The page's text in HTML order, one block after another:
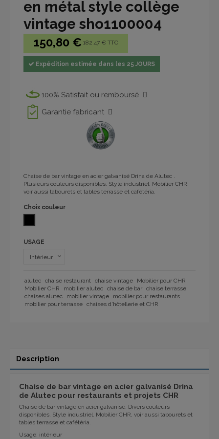
en métal style collège
vintage sho1100004
150,80 € 182.47 € TTC
Expédition estimée dans les 25 JOURS
100% Satisfait ou remboursé
Garantie fabricant
Chaise de bar vintage en acier galvanisé Drina de Alutec .
Plusieurs couleurs disponibles. Style industriel. Mobilier CHR,
voir aussi tabourets et tables terrasse et cafétéria.
Choix couleur
USAGE
alutec chaise restaurant chaise vintage
Mobilier pour CHR
Mobilier CHR
mobilier alutec chaise de bar chaise terrasse
chaises alutec
mobilier vintage
mobilier pour restaurants
mobilier pour terrasse chaises d'hôtellerie et CHR
Description
Chaise de bar vintage en acier galvanisé Drina
de Alutec pour restaurants et projets CHR
Chaise de bar vintage en acier galvanisé. Divers couleurs
disponibles. Style industriel. Mobilier CHR, voir aussi tabourets et
tables terrasse et cafétéria.
Usage: intérieur